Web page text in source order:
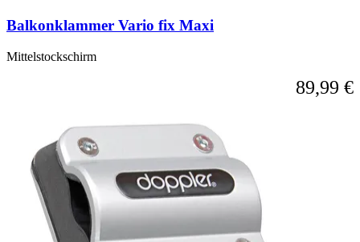
Balkonklammer Vario fix Maxi
Mittelstockschirm
89,99 €